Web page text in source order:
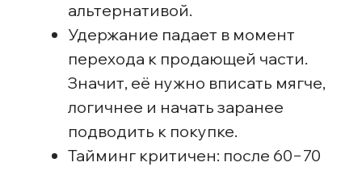
вводная точка для тех, кто только хочет
научиться ставить нити. Проект получил
название: бесплатный интенсив «Базовый
минимум нитевого лифтинга».
Переработали структуру вебинара
Расширили полезную часть и охватили больше
базовых вопросов: принципы армирования,
виды нитей, ошибки новичков, основы
безопасной работы и т. д
Упоминания о курсе распределили по всей
полезной части, чтобы переход к продаже
не выглядел резким поворотом. Продающий